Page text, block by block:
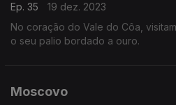
Ep. 35
19 dez. 2023
No coração do Vale do Côa,
o seu palio bordado a ouro.
Moscovo